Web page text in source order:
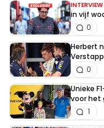
INTERVIEW
in vijf
0
Herbert
0
Unieke
voor het
1